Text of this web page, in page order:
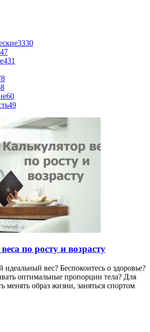
3330
431
60
49
по росту и возрасту
идеальный вес? Беспокоитесь о здоровье?
оптимальные пропорции тела? Для
менять образ жизни, заняться спортом